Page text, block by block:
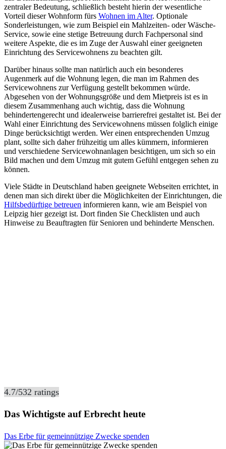
zentraler Bedeutung, schließlich besteht hierin der wesentliche
Vorteil dieser Wohnform fürs Wohnen im Alter. Optionale
Sonderleistungen, wie zum Beispiel ein Mahlzeiten- oder Wäsche-
Service, sowie eine stetige Betreuung durch Fachpersonal sind
weitere Aspekte, die es im Zuge der Auswahl einer geeigneten
Einrichtung des Servicewohnens zu beachten gilt.
Darüber hinaus sollte man natürlich auch ein besonderes
Augenmerk auf die Wohnung legen, die man im Rahmen des
Servicewohnens zur Verfügung gestellt bekommen würde.
Abgesehen von der Wohnungsgröße und dem Mietpreis ist es in
diesem Zusammenhang auch wichtig, dass die Wohnung
behindertengerecht und idealerweise barrierefrei gestaltet ist. Bei der
Wahl einer Einrichtung des Servicewohnens müssen folglich einige
Dinge berücksichtigt werden. Wer einen entsprechenden Umzug
plant, sollte sich daher frühzeitig um alles kümmern, informieren
und verschiedene Servicewohnanlagen besichtigen, um sich so ein
Bild machen und dem Umzug mit gutem Gefühl entgegen sehen zu
können.
Viele Städte in Deutschland haben geeignete Webseiten errichtet, in
denen man sich direkt über die Möglichkeiten der Einrichtungen, die
Hilfsbedürftige betreuen informieren kann, wie am Beispiel von
Leipzig hier gezeigt ist. Dort finden Sie Checklisten und auch
Hinweise zu Beauftragten für Senioren und behinderte Menschen.
4.7/532 ratings
Das Wichtigste auf Erbrecht heute
Das Erbe für gemeinnützige Zwecke spenden